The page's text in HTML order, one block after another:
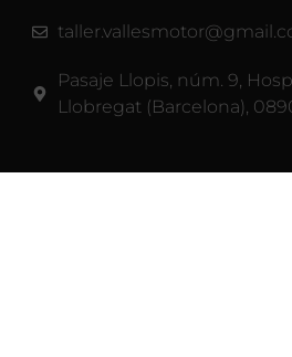
Pasaje Llopis, núm. 9,
Llobregat (Barcelona),